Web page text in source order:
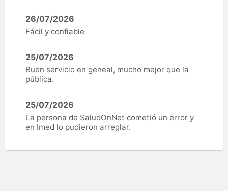
26/07/2026
Fácil y confiable
25/07/2026
Buen servicio en geneal, mucho mejor que la
pública.
25/07/2026
La persona de SaludOnNet cometió un error y
en Imed lo pudieron arreglar.